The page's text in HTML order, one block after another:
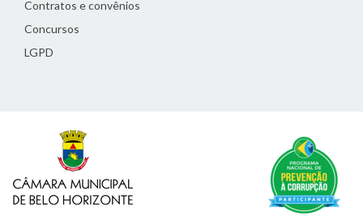
Contratos e convênios
Concursos
LGPD